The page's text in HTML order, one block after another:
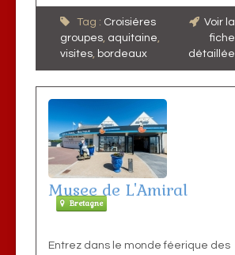
Tag : Croisiéres
groupes, aquitaine,
visites, bordeaux
Voir la
fiche
détaillée
Musee de L'Amiral
Bretagne
Entrez dans le monde féerique des